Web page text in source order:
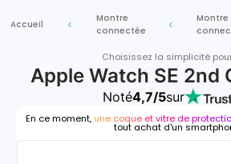
Accueil
Montre
connectée
Montre
Choisissez la simplicité
Apple Watch SE 2nd
Noté4,7/5sur
En ce moment, une coque et vitre de
tout achat d'un